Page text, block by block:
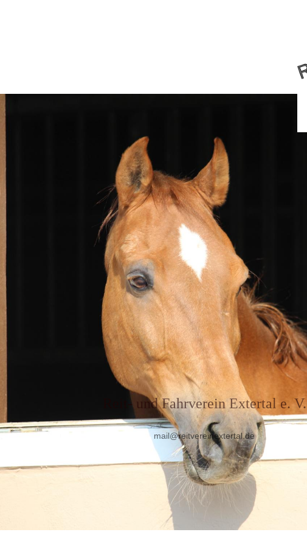
Reit- und FahrvereinExtertal e. V.
mail@reitvereinextertal.de